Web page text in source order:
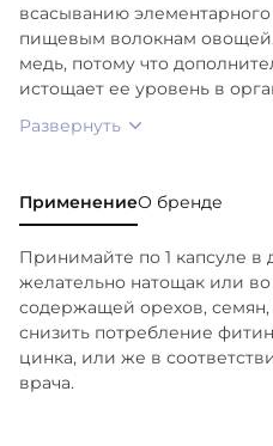
всасыванию
пищевым волокнам
медь, потому что
истощает ее уровень в
Развернуть
ПрименениеО бренде
Принимайте по 1 капсуле в
желательно натощак или
содержащей орехов, семян,
снизить потребление
цинка, или же в
врача.